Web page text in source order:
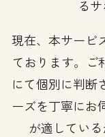
る
現在、本サービ
ております。ご
にて個別に判断
ーズを丁寧にお
が適してい